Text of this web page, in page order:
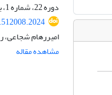
دوره 22، شماره 1، بهار 1405، صفحه
امیررهام
مشاهده مقاله